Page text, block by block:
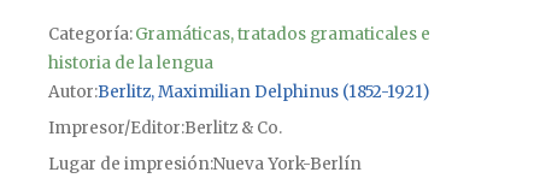
Categoría:Gramáticas, tratados gramaticales e
historia de la lengua
Autor Berlitz, Maximilian Delphinus (1852-1921)
Impresor/Editor Berlitz & Co.
Lugar de impresiónNueva York-Berlín